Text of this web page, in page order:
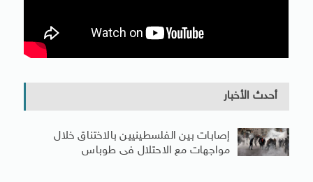
أحدث الأخبار
إصابات بين الفلسطينيين بالاختناق خلال
مواجهات مع الاحتلال فى طوباس